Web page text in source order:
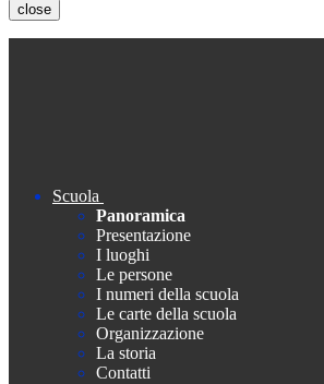
close
Scuola
Panoramica
Presentazione
I luoghi
Le persone
I numeri della scuola
Le carte della scuola
Organizzazione
La storia
Contatti